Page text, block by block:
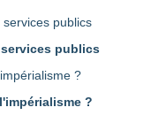
publics
?